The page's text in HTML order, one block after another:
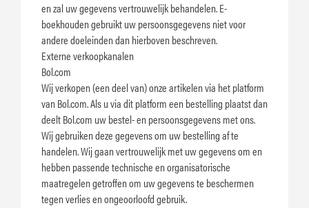
en zal uw gegevens vertrouwelijk behandelen. E-
boekhouden gebruikt uw persoonsgegevens niet voor
andere doeleinden dan hierboven beschreven.
Externe verkoopkanalen
Bol.com
Wij verkopen (een deel van) onze artikelen via het platform
van Bol.com. Als u via dit platform een bestelling plaatst dan
deelt Bol.com uw bestel- en persoonsgegevens met ons.
Wij gebruiken deze gegevens om uw bestelling af te
handelen. Wij gaan vertrouwelijk met uw gegevens om en
hebben passende technische en organisatorische
maatregelen getroffen om uw gegevens te beschermen
tegen verlies en ongeoorloofd gebruik.